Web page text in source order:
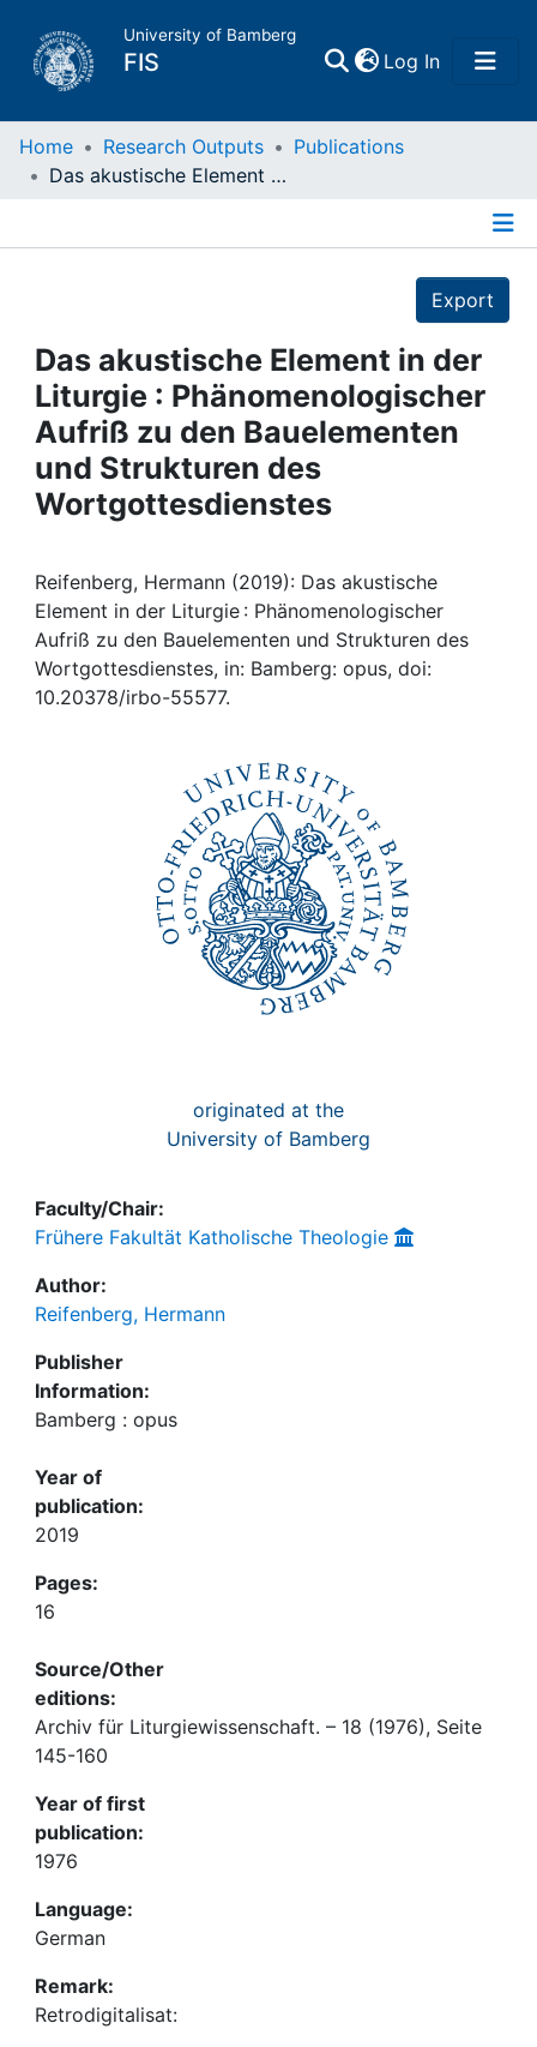
University of Bamberg
FIS Log In(current)
Home
Projects
People
Institutions
My FIS
Help
Home Research Outputs
Publications
Das akustische Element in der Liturgie : Phänomenologischer Aufriß zu den Bauelementen und Strukturen des Wortgottesdienstes
Export
Das akustische Element in der
Liturgie : Phänomenologischer
Aufriß zu den Bauelementen
und Strukturen des
Wortgottesdienstes
Reifenberg, Hermann (2019): Das akustische
Element in der Liturgie : Phänomenologischer
Aufriß zu den Bauelementen und Strukturen des
Wortgottesdienstes, in: Bamberg: opus, doi:
10.20378/irbo-55577.
originated at the
University of Bamberg
Faculty/Chair:
Frühere Fakultät Katholische Theologie
Author:
Reifenberg, Hermann
Publisher
Information:
Bamberg : opus
Year of
publication:
2019
Pages:
16
Source/Other
editions:
Archiv für Liturgiewissenschaft. – 18 (1976), Seite
145-160
Year of first
publication:
1976
Language:
German
Remark:
Retrodigitalisat: